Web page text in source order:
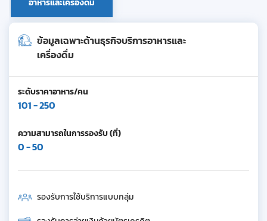
อาหารและเครื่องดื่ม
ข้อมูลเฉพาะด้านธุรกิจบริการอาหารและ
เครื่องดื่ม
ระดับราคาอาหาร/คน
101 - 250
ความสามารถในการรองรับ (ที่)
0 - 50
รองรับการใช้บริการแบบกลุ่ม